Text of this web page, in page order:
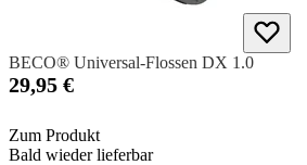
BECO® Universal-Flossen DX 1.0
29,95 €
Zum Produkt
Bald wieder lieferbar